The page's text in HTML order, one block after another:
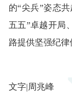
的“尖兵”姿态
五五”卓越开局
路提供坚强纪律
文字|周兆峰